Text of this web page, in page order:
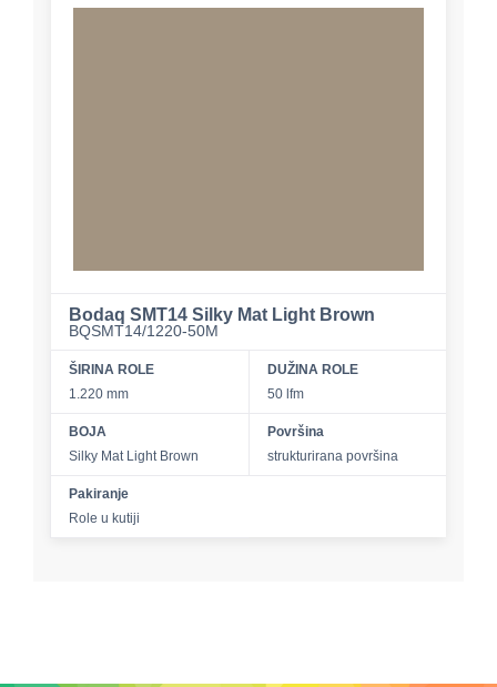
Bodaq SMT14 Silky Mat Light Brown
BQSMT14/1220-50M
ŠIRINA ROLE
1.220 mm
DUŽINA ROLE
50 lfm
BOJA
Silky Mat Light Brown
Površina
strukturirana površina
Pakiranje
Role u kutiji